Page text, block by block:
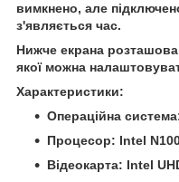
вимкнено, але
з'являється час.
Нижче екрана
якої можна
Характеристики:
Операційна
Процесор: Intel
Відеокарта: Intel